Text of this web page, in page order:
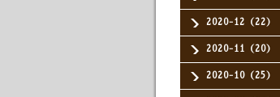
2020-12（22）
2020-11（20）
2020-10（25）